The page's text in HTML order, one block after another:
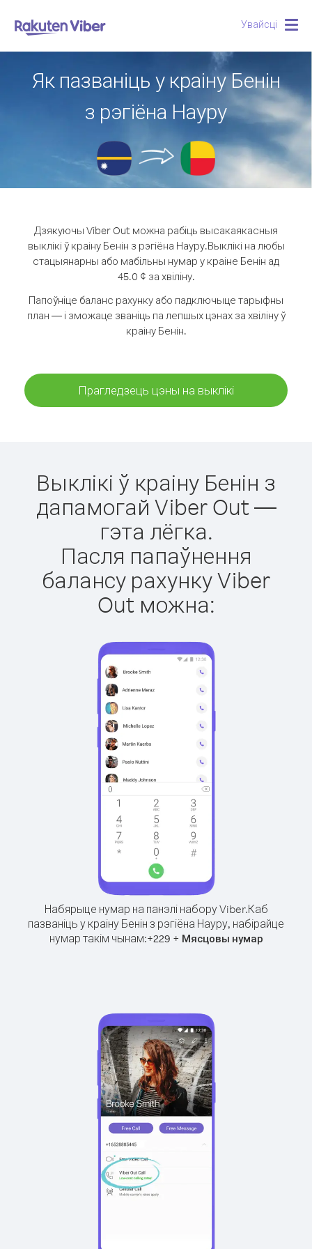
Увайсці
Як пазваніць у краіну Бенін
з рэгіёна Науру
Дзякуючы Viber Out можна рабіць высакаякасныя
выклікі ў краіну Бенін з рэгіёна Науру.Выклікі на любы
стацыянарны або мабільны нумар у краіне Бенін ад
45.0 ¢ за хвіліну.
Папоўніце баланс рахунку або падключыце тарыфны
план — і зможаце званіць па лепшых цэнах за хвіліну ў
краіну Бенін.
Прагледзець цэны на выклікі
Выклікі ў краіну Бенін з
дапамогай Viber Out —
гэта лёгка.
Пасля папаўнення
балансу рахунку Viber
Out можна:
Набярыце нумар на панэлі набору Viber.Каб
пазваніць у краіну Бенін з рэгіёна Науру, набірайце
нумар такім чынам:+229 + Мясцовы нумар